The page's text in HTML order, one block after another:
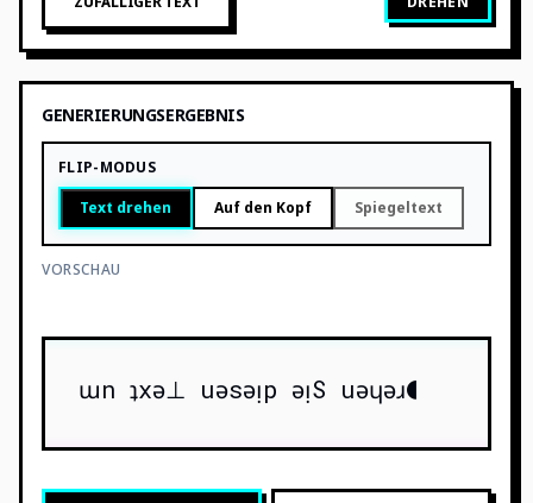
GENERIERUNGSERGEBNIS
FLIP-MODUS
Text drehen
Auf den Kopf Spiegeltext
VORSCHAU
ɯn ʇxǝ⊥ uǝsǝᴉp ǝᴉS uǝɥǝɹ◖